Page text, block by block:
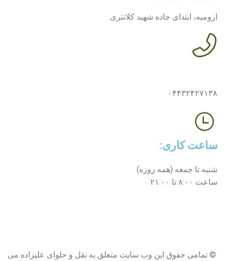
ارومیه، ابتدای جاده شهید کلانتری
۰۴۴۳۲۴۲۷۱۳۸
ساعت کاری:
شنبه تا جمعه (همه روزه)
ساعت ۸:۰۰ تا ۲۱:۰۰
© تمامی حقوق این وب سایت متعلق به نقل و حلوای علیزاده می